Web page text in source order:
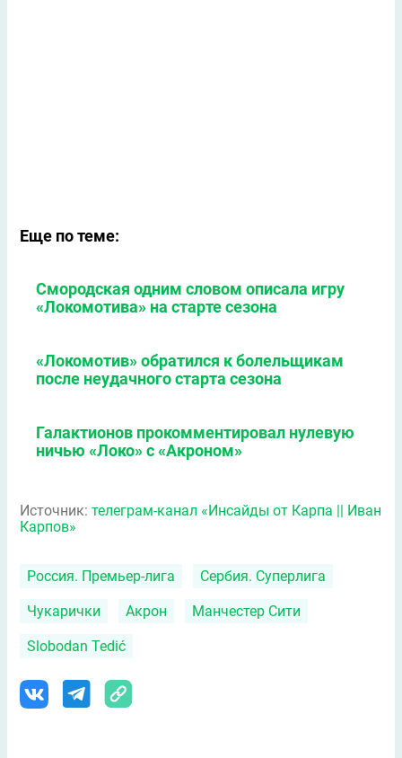
Еще по теме:
Смородская одним словом описала игру
«Локомотива» на старте сезона
«Локомотив» обратился к болельщикам
после неудачного старта сезона
Галактионов прокомментировал нулевую
ничью «Локо» с «Акроном»
Источник: телеграм-канал «Инсайды от Карпа || Иван
Карпов»
Россия. Премьер-лига Сербия. Суперлига
Чукарички Акрон Манчестер Сити
Slobodan Tedić